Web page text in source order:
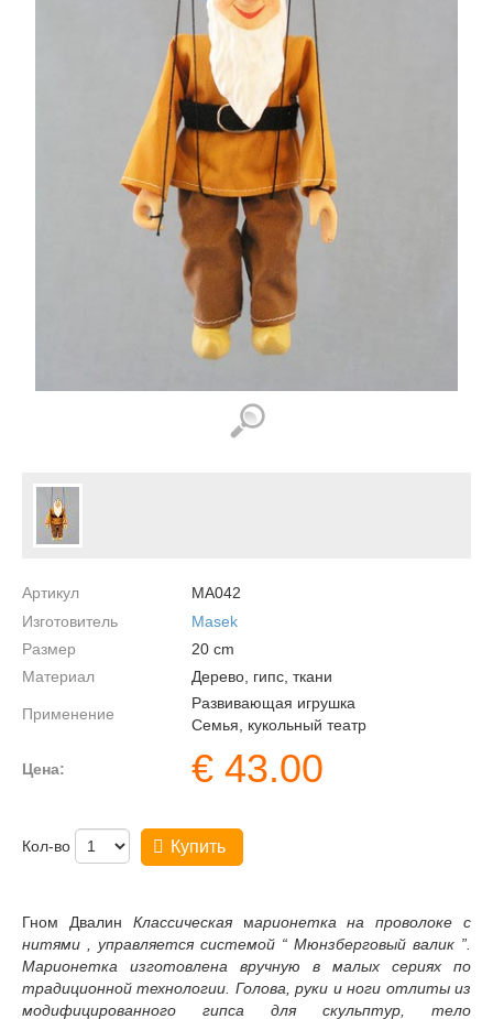
Артикул
MA042
Изготовитель
Masek
Размер
20 cm
Материал
Дерево, гипс, ткани
Применение
Развивающая игрушка
Семья, кукольный театр
Цена: € 43.00
Кол-во Купить
Гном Двалин Классическаямарионетка на проволоке с
нитями , управляется системой “ Мюнзберговый валик ”.
Марионетка изготовлена вручную в малых сериях по
традиционной технологии. Голова, руки и ноги отлиты из
модифицированного гипса для скульптур, тело